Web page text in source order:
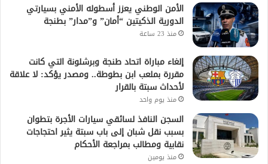
الأمن الوطني يعزز أسطوله الأمني بسيارتي
الدورية الذكيتين “أمان” و”مدار” بطنجة
منذ 23 ساعة
إلغاء مباراة اتحاد طنجة وبرشلونة التي كانت
مقررة بملعب ابن بطوطة.. ومصدر يؤكد: لا علاقة
لأحداث سبتة بالقرار
منذ يوم واحد
السجن النافذ لسائقي سيارات الأجرة بتطوان
بسبب نقل شبان إلى باب سبتة يثير احتجاجات
نقابية ومطالب بمراجعة الأحكام
منذ يومين